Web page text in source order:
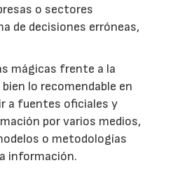
o sectores
de decisiones erróneas,
mágicas frente a la
lo recomendable en
a fuentes oficiales y
por varios medios,
o metodologías
información.